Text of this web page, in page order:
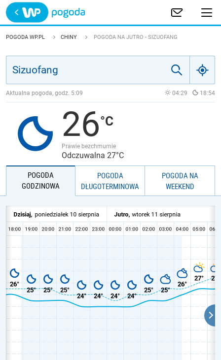
Trwa ładowanie
POLSKA
JAKOŚĆ POWIETRZA
POGODA WP.PL CHINY POGODA NA JUTRO - SIZUOFANG
Aktualna pogoda, godz. 5:09 04:29 18:54
26
Prawie bezchmurnie
Odczuwalna 27°C
POGODA
GODZINOWA
POGODA
DŁUGOTERMINOWA
POGODA NA
WEEKEND